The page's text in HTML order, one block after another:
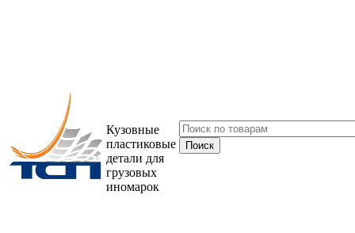
Кузовные
пластиковые
детали для
грузовых
иномарок